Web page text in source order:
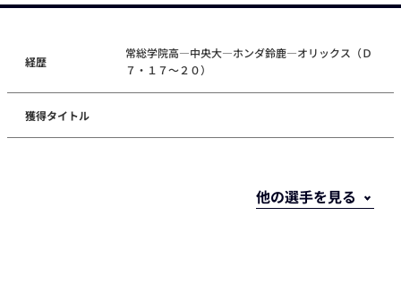
経歴
常総学院高―中央大―ホンダ鈴鹿―オリックス（Ｄ
７・１７～２０）
獲得タイトル